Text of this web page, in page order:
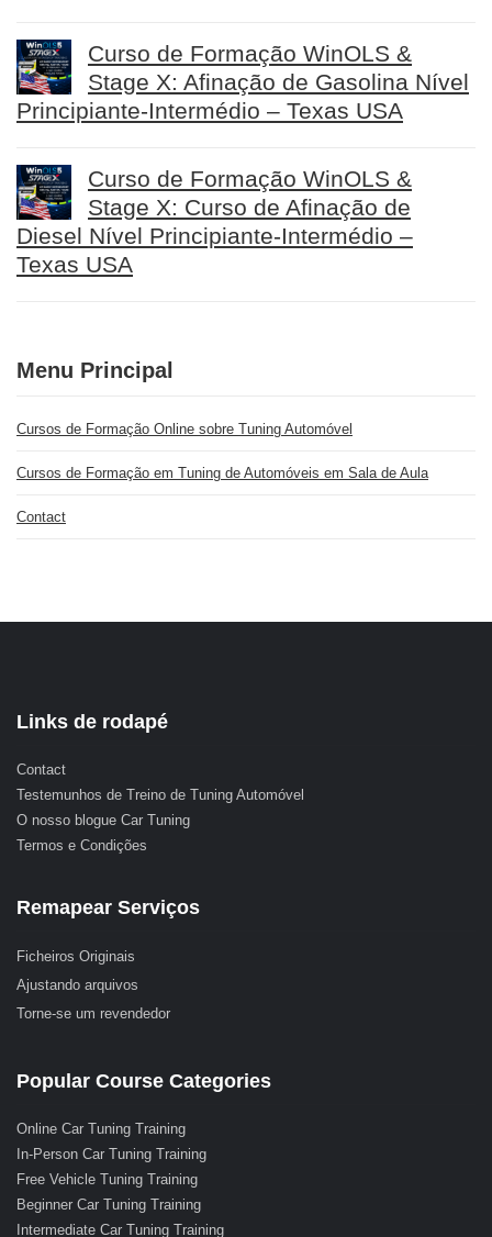
Curso de Formação WinOLS &
Stage X: Afinação de Gasolina Nível
Principiante-Intermédio – Texas USA
Curso de Formação WinOLS &
Stage X: Curso de Afinação de
Diesel Nível Principiante-Intermédio –
Texas USA
Menu Principal
Cursos de Formação Online sobre Tuning Automóvel
Cursos de Formação em Tuning de Automóveis em Sala de Aula
Contact
Links de rodapé
Contact
Testemunhos de Treino de Tuning Automóvel
O nosso blogue Car Tuning
Termos e Condições
Remapear Serviços
Ficheiros Originais
Ajustando arquivos
Torne-se um revendedor
Popular Course Categories
Online Car Tuning Training
In-Person Car Tuning Training
Free Vehicle Tuning Training
Beginner Car Tuning Training
Intermediate Car Tuning Training